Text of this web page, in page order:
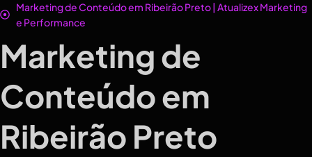
Marketing de Conteúdo em Ribeirão Preto | Atualizex Marketing
e Performance
Marketing de
Conteúdo em
Ribeirão Preto